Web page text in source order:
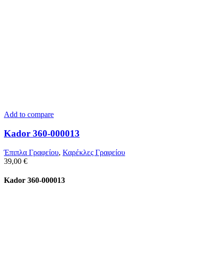
Add to compare
Kador 360-000013
Έπιπλα Γραφείου, Καρέκλες Γραφείου
39,00 €
Kador 360-000013